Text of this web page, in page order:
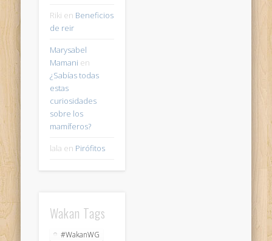
Riki en Beneficios
de reir
Marysabel
Mamani en
¿Sabías todas
estas
curiosidades
sobre los
mamíferos?
lala en Pirófitos
Wakan Tags
#WakanWG